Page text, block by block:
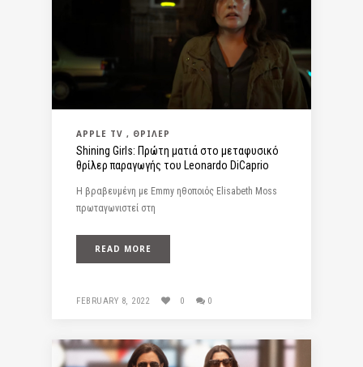
APPLE TV ΘΡΊΛΕΡ
Shining Girls: Πρώτη ματιά στo μεταφυσικό
θρίλερ παραγωγής του Leonardo DiCaprio
Η βραβευμένη με Emmy ηθοποιός Elisabeth Moss
πρωταγωνιστεί στη
READ MORE
FEBRUARY 8, 2022 0 0